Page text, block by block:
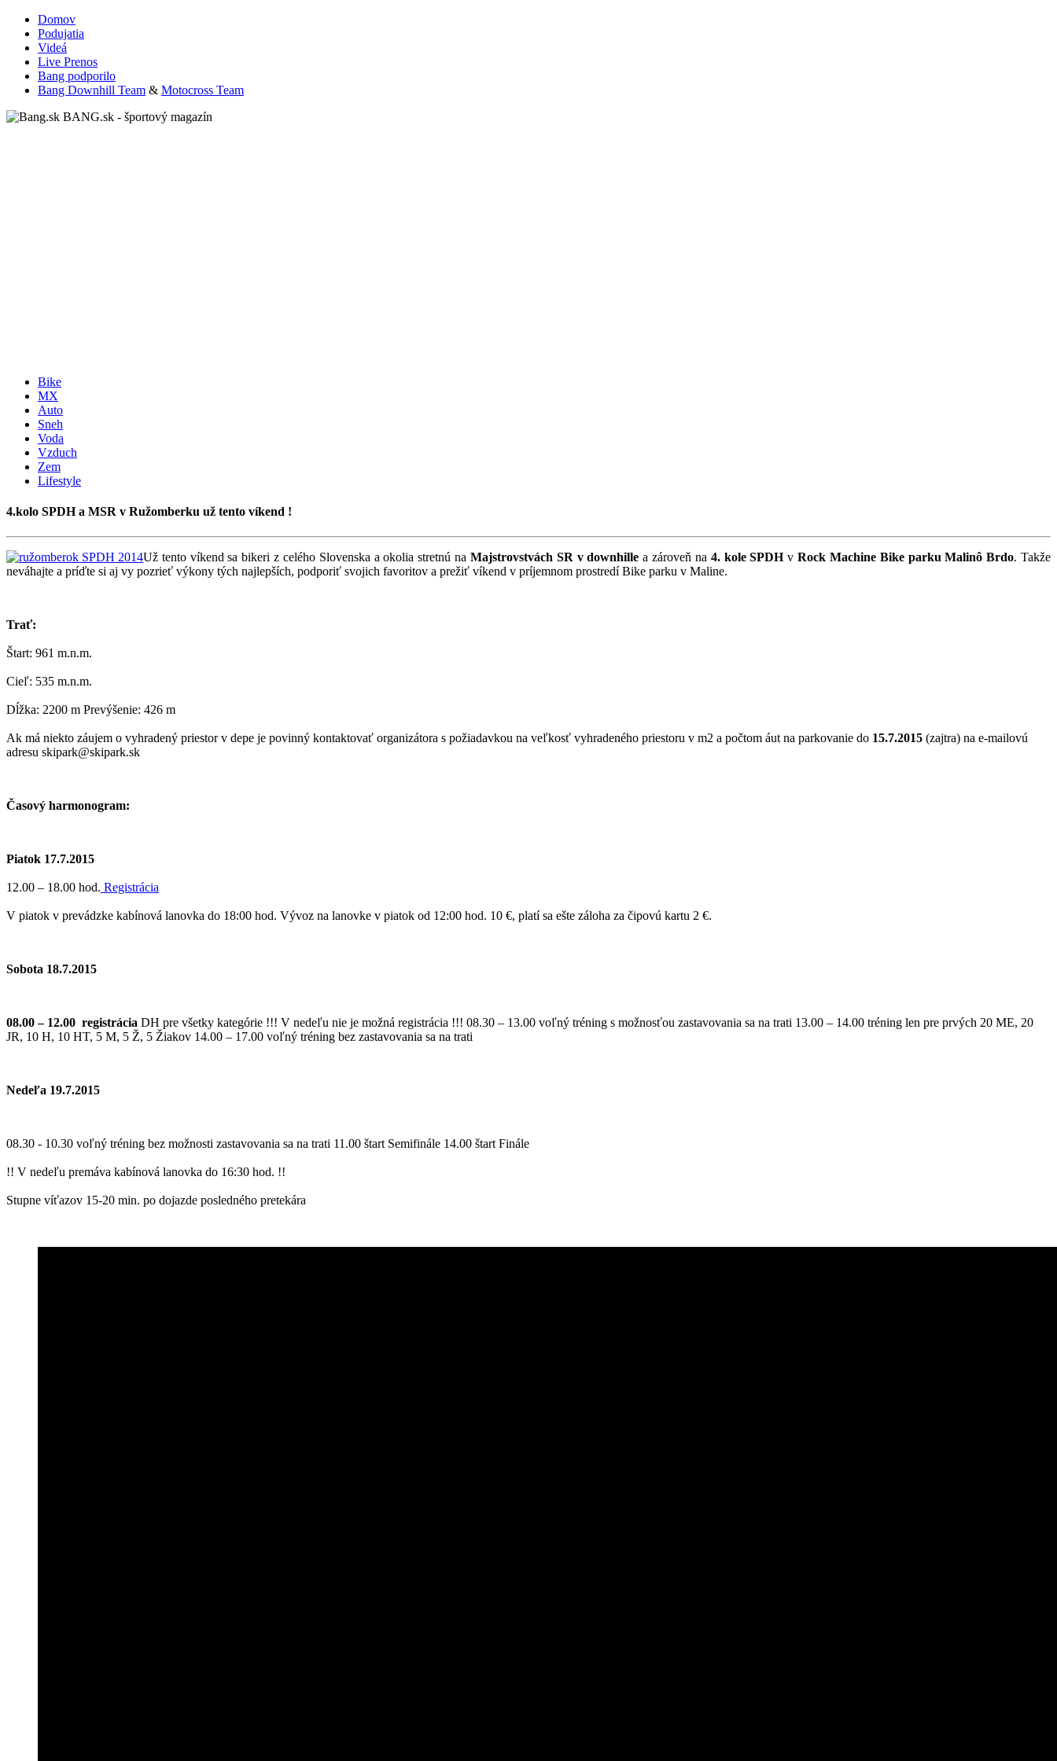
Domov
Podujatia
Videá
Live Prenos
Bang podporilo
Bang Downhill Team & Motocross Team
BANG.sk - športový magazín
Bike
MX
Auto
Sneh
Voda
Vzduch
Zem
Lifestyle
4.kolo SPDH a MSR v Ružomberku už tento víkend !
Už tento víkend sa bikeri z celého Slovenska a okolia stretnú na Majstrovstvách SR v downhille a zároveň na 4. kole SPDHvRock Machine Bike parku Malinô Brdo. Takže
neváhajte a príďte si aj vy pozrieť výkony tých najlepších, podporiť svojich favoritov a prežiť víkend v príjemnom prostredí Bike parku v Maline.
Trať:
Štart: 961 m.n.m.
Cieľ: 535 m.n.m.
Dĺžka: 2200 m Prevýšenie: 426 m
Ak má niekto záujem o vyhradený priestor v depe je povinný kontaktovať organizátora s požiadavkou na veľkosť vyhradeného priestoru v m2 a počtom áut na parkovanie do 15.7.2015 (zajtra) na e-mailovú
adresu skipark@skipark.sk
Časový harmonogram:
Piatok 17.7.2015
12.00 – 18.00 hod. Registrácia
V piatok v prevádzke kabínová lanovka do 18:00 hod. Vývoz na lanovke v piatok od 12:00 hod. 10 €, platí sa ešte záloha za čipovú kartu 2 €.
Sobota 18.7.2015
08.00 – 12.00 registrácia DH pre všetky kategórie !!! V nedeľu nie je možná registrácia !!! 08.30 – 13.00 voľný tréning s možnosťou zastavovania sa na trati 13.00 – 14.00 tréning len pre prvých 20 ME, 20
JR, 10 H, 10 HT, 5 M, 5 Ž, 5 Žiakov 14.00 – 17.00 voľný tréning bez zastavovania sa na trati
Nedeľa 19.7.2015
08.30 - 10.30 voľný tréning bez možnosti zastavovania sa na trati 11.00 štart Semifinále 14.00 štart Finále
!! V nedeľu premáva kabínová lanovka do 16:30 hod. !!
Stupne víťazov 15-20 min. po dojazde posledného pretekára